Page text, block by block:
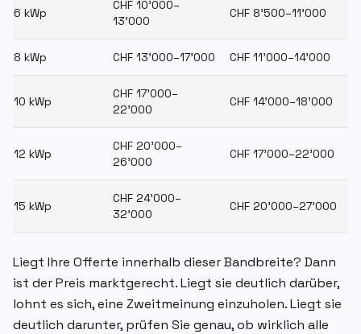
6 kWp
CHF 10'000–
13'000
CHF 8'500–11'000
8 kWp CHF 13'000–17'000 CHF 11'000–14'000
10 kWp
CHF 17'000–
22'000
CHF 14'000–18'000
12 kWp
CHF 20'000–
26'000
CHF 17'000–22'000
15 kWp
CHF 24'000–
32'000
CHF 20'000–27'000
Liegt Ihre Offerte innerhalb dieser Bandbreite? Dann
ist der Preis marktgerecht. Liegt sie deutlich darüber,
lohnt es sich, eine Zweitmeinung einzuholen. Liegt sie
deutlich darunter, prüfen Sie genau, ob wirklich alle